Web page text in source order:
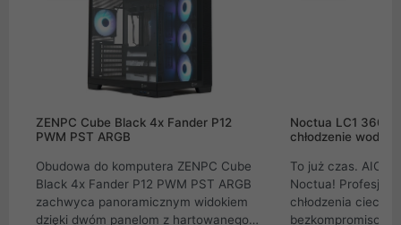
ZENPC Cube Black 4x Fander P12
PWM PST ARGB
Obudowa do komputera ZENPC Cube
Black 4x Fander P12 PWM PST ARGB
zachwyca panoramicznym widokiem
dzięki dwóm panelom z hartowanego
Noctua LC1
chłodzenie wodne
To już czas. AIO
Noctua!
chłodzenia cieczą